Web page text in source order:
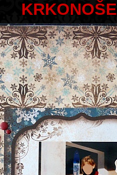
KRKONOŠE